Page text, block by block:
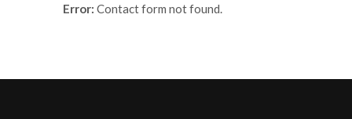
Error: Contact form not found.